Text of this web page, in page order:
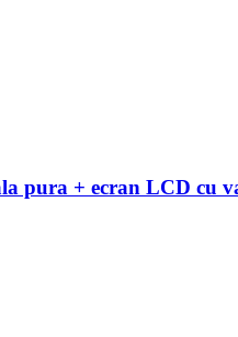
pura + ecran LCD cu